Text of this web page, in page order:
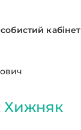
кабінет
Хижняк